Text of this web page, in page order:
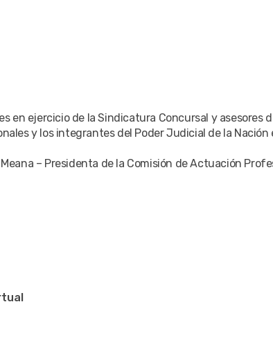
en ejercicio de la Sindicatura Concursal y asesores
y los integrantes del Poder Judicial de la
Meana – Presidenta de la Comisión de Actuación